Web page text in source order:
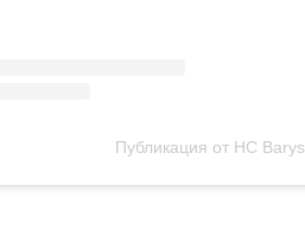
Публикация от HC